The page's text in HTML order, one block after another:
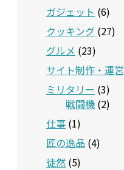
ガジェット (6)
クッキング (27)
グルメ (23)
サイト制作・運営
ミリタリー (3)
戦闘機 (2)
仕事 (1)
匠の逸品 (4)
徒然 (5)